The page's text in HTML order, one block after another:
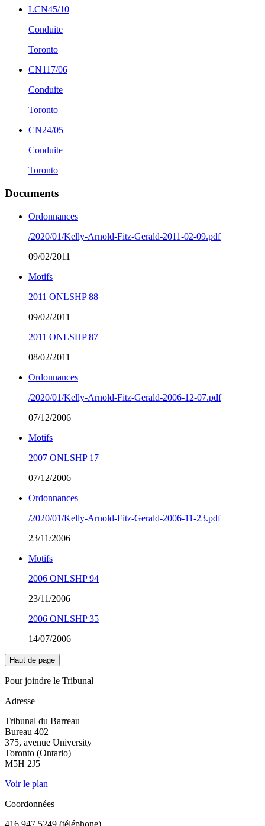
LCN45/10
Conduite
Toronto
CN117/06
Conduite
Toronto
CN24/05
Conduite
Toronto
Documents
Ordonnances
/2020/01/Kelly-Arnold-Fitz-Gerald-2011-02-09.pdf
09/02/2011
Motifs
2011 ONLSHP 88
09/02/2011
2011 ONLSHP 87
08/02/2011
Ordonnances
/2020/01/Kelly-Arnold-Fitz-Gerald-2006-12-07.pdf
07/12/2006
Motifs
2007 ONLSHP 17
07/12/2006
Ordonnances
/2020/01/Kelly-Arnold-Fitz-Gerald-2006-11-23.pdf
23/11/2006
Motifs
2006 ONLSHP 94
23/11/2006
2006 ONLSHP 35
14/07/2006
Haut de page
Pour joindre le Tribunal
Adresse
Tribunal du Barreau
Bureau 402
375, avenue University
Toronto (Ontario)
M5H 2J5
Voir le plan
Coordonnées
416 947 5249 (téléphone)